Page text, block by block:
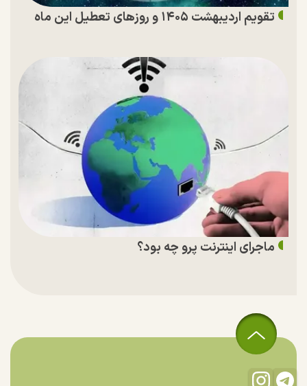
تقویم اردیبهشت ۱۴۰۵ و روز‌های تعطیل این ماه
ماجرای اینترنت پرو چه بود؟